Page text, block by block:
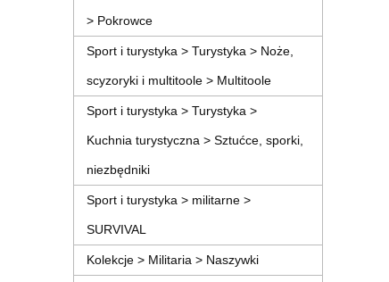
> Pokrowce
Sport i turystyka > Turystyka > Noże,
scyzoryki i multitoole > Multitoole
Sport i turystyka > Turystyka >
Kuchnia turystyczna > Sztućce, sporki,
niezbędniki
Sport i turystyka > militarne >
SURVIVAL
Kolekcje > Militaria > Naszywki